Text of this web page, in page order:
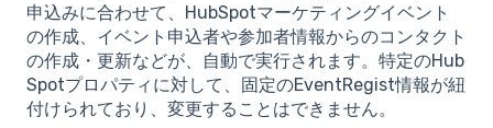
申込みに合わせて、HubSpotマーケティングイベント
の作成、イベント申込者や参加者情報からのコンタクト
の作成・更新などが、自動で実行されます。特定のHub
Spotプロパティに対して、固定のEventRegist情報が紐
付けられており、変更することはできません。